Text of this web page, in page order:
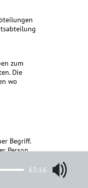
zum
Die
wo
Begriff.
Person.
auf
63:16